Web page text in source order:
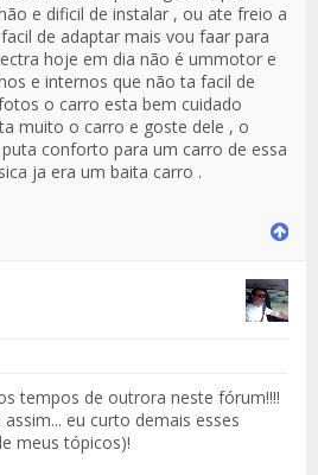
e dificil de instalar , ou ate freio a
de adaptar mais vou faar para
hoje em dia não é ummotor e
e internos que não ta facil de
o carro esta bem cuidado
muito o carro e goste dele , o
conforto para um carro de essa
ja era um baita carro .
tempos de outrora neste fórum!!!!
eu curto demais esses
meus tópicos)!